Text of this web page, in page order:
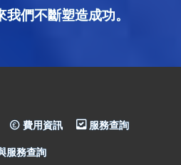
們不斷塑造成功。
費用資訊 服務查詢
服務查詢